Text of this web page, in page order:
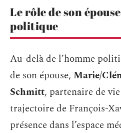
Le rôle de son
politique
Au-delà de l’homme
de son épouse, Marie/
Schmitt, partenaire de
trajectoire de François-
présence dans l’espace